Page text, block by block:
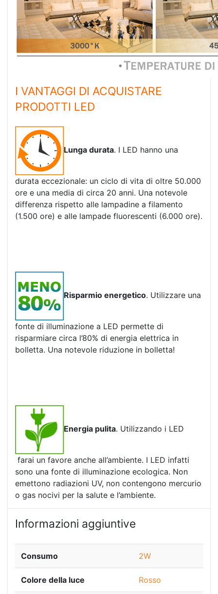
I VANTAGGI DI ACQUISTARE
PRODOTTI LED
Lunga durata. I LED hanno una
durata eccezionale: un ciclo di vita di oltre 50.000
ore e una media di circa 20 anni. Una notevole
differenza rispetto alle lampadine a filamento
(1.500 ore) e alle lampade fluorescenti (6.000 ore).
Risparmio energetico. Utilizzare una
fonte di illuminazione a LED permette di
risparmiare circa l’80% di energia elettrica in
bolletta. Una notevole riduzione in bolletta!
Energia pulita. Utilizzando i LED
farai un favore anche all’ambiente. I LED infatti
sono una fonte di illuminazione ecologica. Non
emettono radiazioni UV, non contengono mercurio
o gas nocivi per la salute e l’ambiente.
Informazioni aggiuntive
Consumo 2W
Colore della luce Rosso